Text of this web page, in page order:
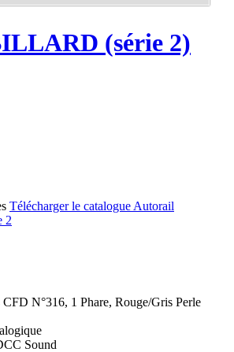
(série 2)
Télécharger le catalogue Autorail
2
N°316, 1 Phare, Rouge/Gris Perle
Sound